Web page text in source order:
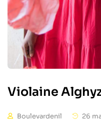
Violaine
Boulevardenil 26